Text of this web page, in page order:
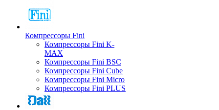
Компрессоры Fini
Компрессоры Fini K-
MAX
Компрессоры Fini BSC
Компрессоры Fini Cube
Компрессоры Fini Micro
Компрессоры Fini PLUS